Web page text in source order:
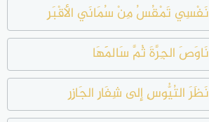
نَفْسِي تَمْقُسُ مِنْ سُمَانَي الأقْبَرِ
نَاوَصَ الجِرَّةَ ثُمَّ سَالَمَهَا
نَظَرَ التُيُّوسِ إلى شِفَارِ الجَازِرِ